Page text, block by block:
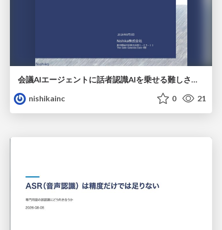
nishikainc
0 21